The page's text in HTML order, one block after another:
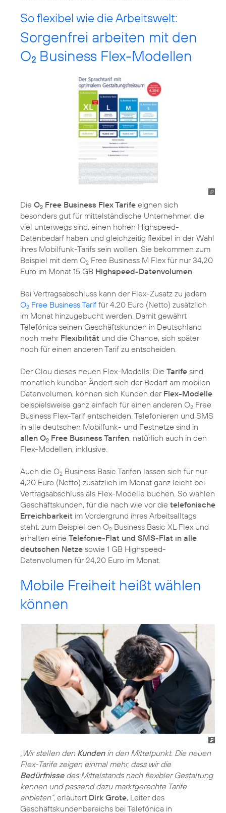
So flexibel wie die Arbeitswelt:
Sorgenfrei arbeiten mit den
O2 Business Flex-Modellen
Die O2 Free Business Flex Tarife eignen sich
besonders gut für mittelständische Unternehmer, die
viel unterwegs sind, einen hohen Highspeed-
Datenbedarf haben und gleichzeitig flexibel in der Wahl
ihres Mobilfunk-Tarifs sein wollen. Sie bekommen zum
Beispiel mit dem O2 Free Business M Flex für nur 34,20
Euro im Monat 15 GB Highspeed-Datenvolumen.
Bei Vertragsabschluss kann der Flex-Zusatz zu jedem
O2 Free Business Tarif für 4,20 Euro (Netto) zusätzlich
im Monat hinzugebucht werden. Damit gewährt
Telefónica seinen Geschäftskunden in Deutschland
noch mehr Flexibilität und die Chance, sich später
noch für einen anderen Tarif zu entscheiden.
Der Clou dieses neuen Flex-Modells: Die Tarife sind
monatlich kündbar. Ändert sich der Bedarf am mobilen
Datenvolumen, können sich Kunden der Flex-Modelle
beispielsweise ganz einfach für einen anderen O2 Free
Business Flex-Tarif entscheiden. Telefonieren und SMS
in alle deutschen Mobilfunk- und Festnetze sind in
allen O2 Free Business Tarifen, natürlich auch in den
Flex-Modellen, inklusive.
Auch die O2 Business Basic Tarifen lassen sich für nur
4,20 Euro (Netto) zusätzlich im Monat ganz leicht bei
Vertragsabschluss als Flex-Modelle buchen. So wählen
Geschäftskunden, für die nach wie vor die telefonische
Erreichbarkeit im Vordergrund ihres Arbeitsalltags
steht, zum Beispiel den O2 Business Basic XL Flex und
erhalten eine Telefonie-Flat und SMS-Flat in alle
deutschen Netze sowie 1 GB Highspeed-
Datenvolumen für 24,20 Euro im Monat.
Mobile Freiheit heißt wählen
können
„Wir stellen den Kundenin den Mittelpunkt. Die neuen
Flex-Tarife zeigen einmal mehr, dass wir die
Bedürfnissedes Mittelstands nach flexibler Gestaltung
kennen und passend dazu marktgerechte Tarife
anbieten“, erläutert Dirk Grote, Leiter des
Geschäftskundenbereichs bei Telefónica in